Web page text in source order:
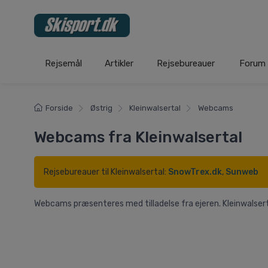
Rejsemål Artikler Rejsebureauer Forum
Forside Østrig Kleinwalsertal Webcams
Webcams fra Kleinwalsertal
Rejsebureauer til Kleinwalsertal: SnowTrex.dk, Sunweb
Webcams præsenteres med tilladelse fra ejeren.